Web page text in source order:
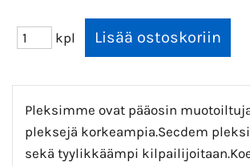
kpl
Pleksimme ovat pääosin
pleksejä korkeampia.Secdem
sekä tyylikkäämpi